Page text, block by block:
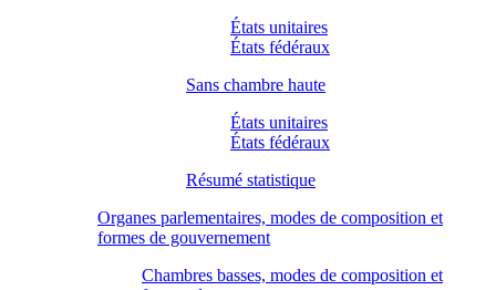
États unitaires
États fédéraux
Sans chambre haute
États unitaires
États fédéraux
Résumé statistique
Organes parlementaires, modes de composition et
formes de gouvernement
Chambres basses, modes de composition et